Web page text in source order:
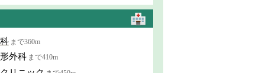
まで360m
外科 まで410m